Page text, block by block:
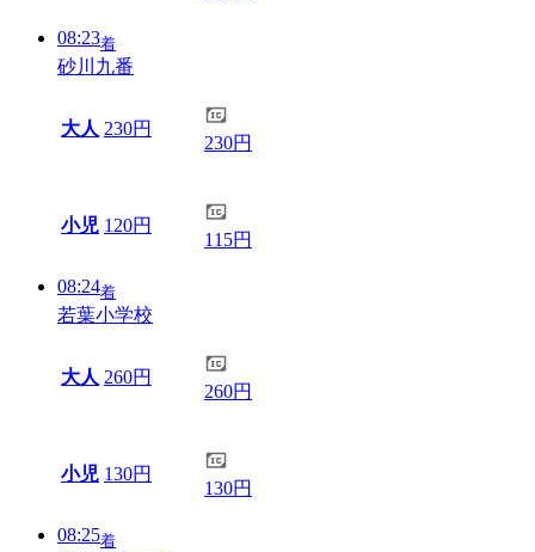
08:23着
砂川九番
大人 230円
230円
小児 120円
115円
08:24着
若葉小学校
大人 260円
260円
小児 130円
130円
08:25着